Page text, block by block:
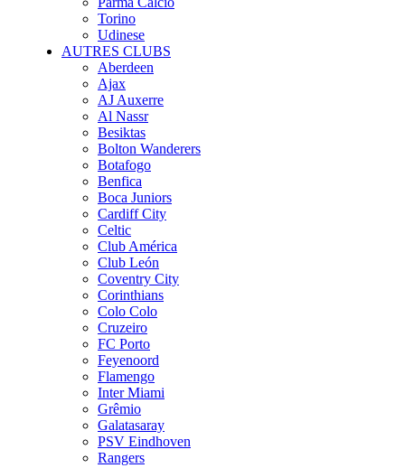
Torino
Udinese
AUTRES CLUBS
Aberdeen
Ajax
AJ Auxerre
Al Nassr
Besiktas
Bolton Wanderers
Botafogo
Benfica
Boca Juniors
Cardiff City
Celtic
Club América
Club León
Coventry City
Corinthians
Colo Colo
Cruzeiro
FC Porto
Feyenoord
Flamengo
Inter Miami
Grêmio
Galatasaray
PSV Eindhoven
Rangers